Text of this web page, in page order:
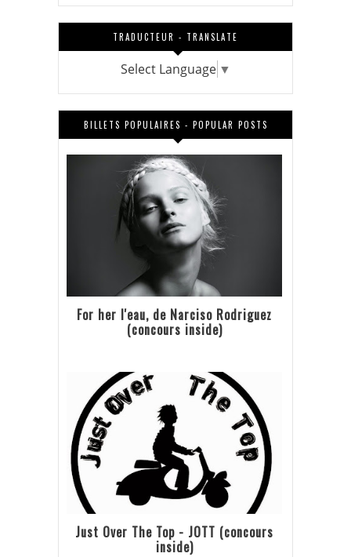
TRADUCTEUR - TRANSLATE
Select Language ▼
BILLETS POPULAIRES - POPULAR POSTS
For her l'eau, de Narciso Rodriguez
(concours inside)
Just Over The Top - JOTT (concours
inside)